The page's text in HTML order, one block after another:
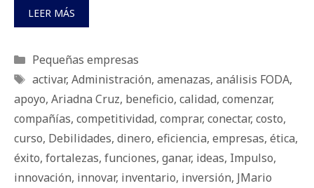
LEER MÁS
Categorías
Pequeñas empresas
Etiquetas
activar, Administración, amenazas, análisis FODA,
apoyo, Ariadna Cruz, beneficio, calidad, comenzar,
compañías, competitividad, comprar, conectar, costo,
curso, Debilidades, dinero, eficiencia, empresas, ética,
éxito, fortalezas, funciones, ganar, ideas, Impulso,
innovación, innovar, inventario, inversión, JMario